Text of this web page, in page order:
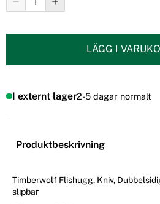
LÄGG I
I externt lager2-5 dagar normalt
Produktbeskrivning
Timberwolf Flishugg, Kniv,
slipbar